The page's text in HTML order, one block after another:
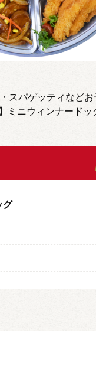
スパゲッティなど
ミニウィンナード
グ